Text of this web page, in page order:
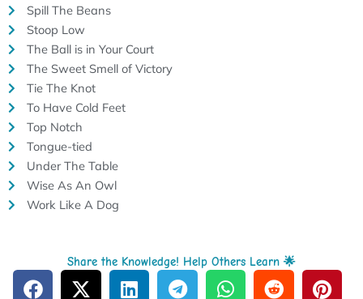
Spill The Beans
Stoop Low
The Ball is in Your Court
The Sweet Smell of Victory
Tie The Knot
To Have Cold Feet
Top Notch
Tongue-tied
Under The Table
Wise As An Owl
Work Like A Dog
Share the Knowledge! Help Others Learn 🌟